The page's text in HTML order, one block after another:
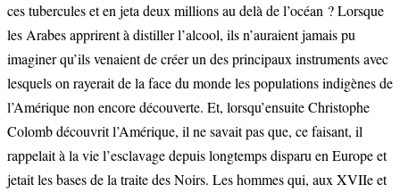
ces tubercules et en jeta deux millions au delà de l’océan ? Lorsque
les Arabes apprirent à distiller l’alcool, ils n’auraient jamais pu
imaginer qu’ils venaient de créer un des principaux instruments avec
lesquels on rayerait de la face du monde les populations indigènes de
l’Amérique non encore découverte. Et, lorsqu’ensuite Christophe
Colomb découvrit l’Amérique, il ne savait pas que, ce faisant, il
rappelait à la vie l’esclavage depuis longtemps disparu en Europe et
jetait les bases de la traite des Noirs. Les hommes qui, aux XVIIe et